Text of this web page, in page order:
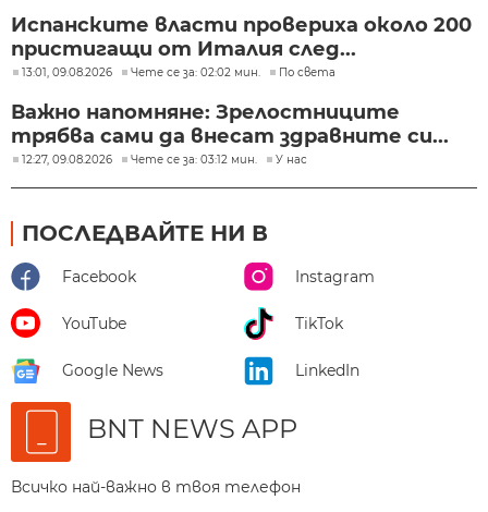
Испанските власти провериха около 200
пристигащи от Италия след...
13:01, 09.08.2026 Чете се за: 02:02 мин. По света
Важно напомняне: Зрелостниците
трябва сами да внесат здравните си...
12:27, 09.08.2026 Чете се за: 03:12 мин. У нас
ПОСЛЕДВАЙТЕ НИ В
Facebook Instagram
YouTube TikTok
Google News LinkedIn
BNT NEWS APP
Всичко най-важно в твоя телефон